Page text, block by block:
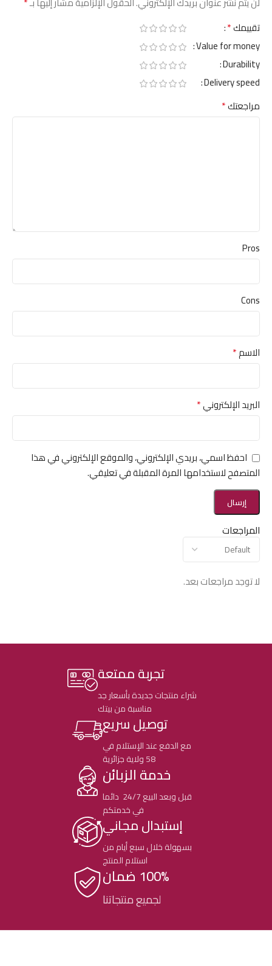
المراجعات
لا توجد مراجعات بعد.
تقييمك*
Value for money
Durability
Delivery speed
مراجعتك*
Pros
Cons
الاسم*
البريد الإلكتروني*
احفظ اسمي، بريدي الإلكتروني، والموقع الإلكتروني في هذا
المتصفح لاستخدامها المرة المقبلة في تعليقي.
تجربة ممتعة
شراء منتجات جديدة بأسعار جد
مناسبة من بيتك
توصيل سريع
مع الدفع عند الإستلام في
58 ولاية جزائرية
خدمة الزبائن
قبل وبعد البيع 24/7 دائما
في خدمتكم
إستبدال مجاني
بسهولة خلال سبع أيام من
استلام المنتج
100% ضمان
لجميع منتجاتنا